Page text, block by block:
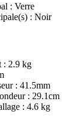
: Verre
: Noir
: 2.9 kg
: 41.5mm
: 29.1cm
: 4.6 kg